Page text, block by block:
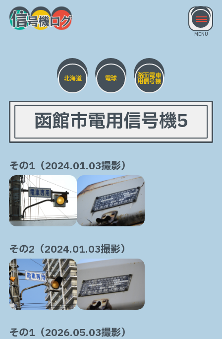
北海道 電球 路面電車
用信号機
函館市電用信号機5
その1（2024.01.03撮影）
その2（2024.01.03撮影）
その1（2026.05.03撮影）